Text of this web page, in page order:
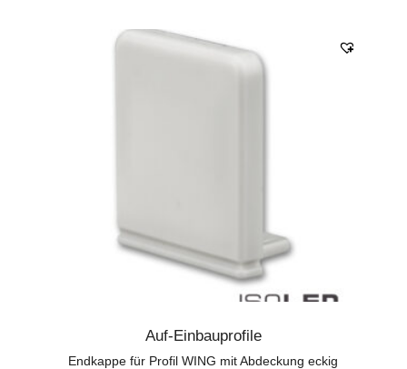
Auf-Einbauprofile
Endkappe für Profil WING mit Abdeckung eckig